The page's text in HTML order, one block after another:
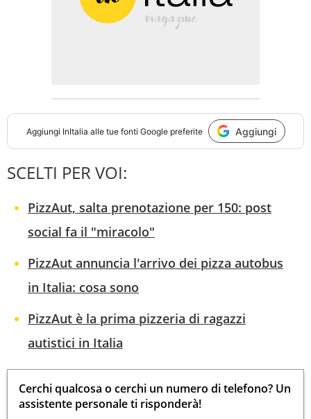
Aggiungi InItalia alle tue fonti Google preferite Aggiungi
SCELTI PER VOI:
PizzAut, salta prenotazione per 150: post
social fa il "miracolo"
PizzAut annuncia l'arrivo dei pizza autobus
in Italia: cosa sono
PizzAut è la prima pizzeria di ragazzi
autistici in Italia
Cerchi qualcosa o cerchi un numero di telefono? Un
assistente personale ti risponderà!